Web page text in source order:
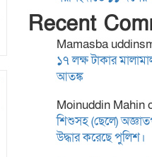
যোগাযোগমাধ্যমে
Recent
Mamasba
১৭ লক্ষ টাকার
আতঙ্ক
Moinuddin Mahin
শিশুসহ (ছেলে)
উদ্ধার করেছে পুলিশ।